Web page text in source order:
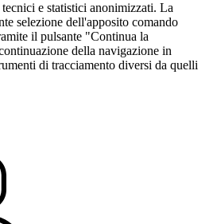
e statistici anonimizzati. La
selezione dell'apposito comando
il pulsante "Continua la
della navigazione in
di tracciamento diversi da quelli